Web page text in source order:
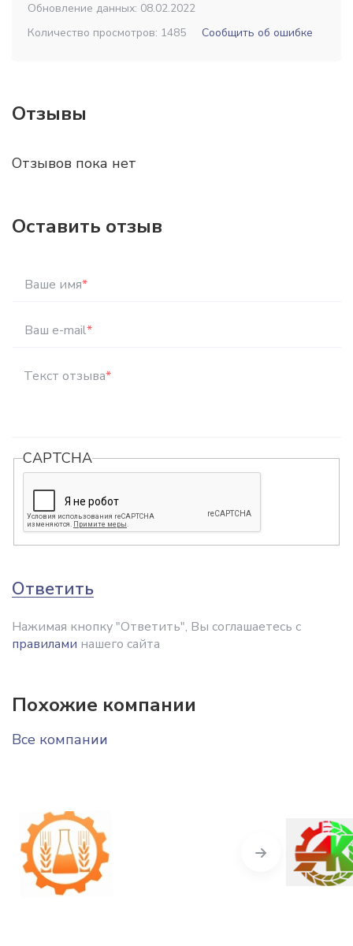
Обновление данных: 08.02.2022
Количество просмотров: 1485
Сообщить об ошибке
Отзывы
Отзывов пока нет
Оставить отзыв
Ваше имя*
Ваш e-mail*
Текст отзыва*
CAPTCHA
Ответить
Нажимая кнопку "Ответить", Вы соглашаетесь с
правилами нашего сайта
Похожие компании
Все компании
Next